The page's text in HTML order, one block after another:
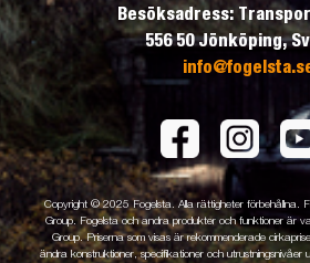
Besöksadress:
556 50 Jönköping,
Copyright © 2025 Fogelsta. Alla rättigheter förbehållna.
Group. Fogelsta och andra produkter och funktioner är
Group. Priserna som visas är rekommenderade
ändra konstruktioner, specifikationer och utrustningsnivåer